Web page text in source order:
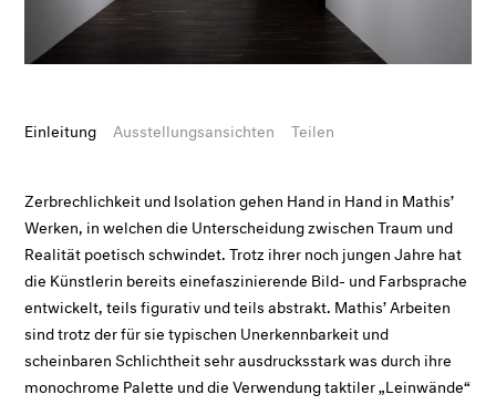
Einleitung Ausstellungsansichten Teilen
Zerbrechlichkeit und Isolation gehen Hand in Hand in Mathis’
Werken, in welchen die Unterscheidung zwischen Traum und
Realität poetisch schwindet. Trotz ihrer noch jungen Jahre hat
die Künstlerin bereits einefaszinierende Bild- und Farbsprache
entwickelt, teils figurativ und teils abstrakt. Mathis’ Arbeiten
sind trotz der für sie typischen Unerkennbarkeit und
scheinbaren Schlichtheit sehr ausdrucksstark was durch ihre
monochrome Palette und die Verwendung taktiler „Leinwände“